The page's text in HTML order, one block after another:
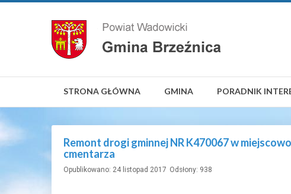
STRONA GŁÓWNA GMINA PORADNIK
Remont drogi gminnej NR K470067 w
cmentarza
Opublikowano: 24 listopad 2017 Odsłony: 938